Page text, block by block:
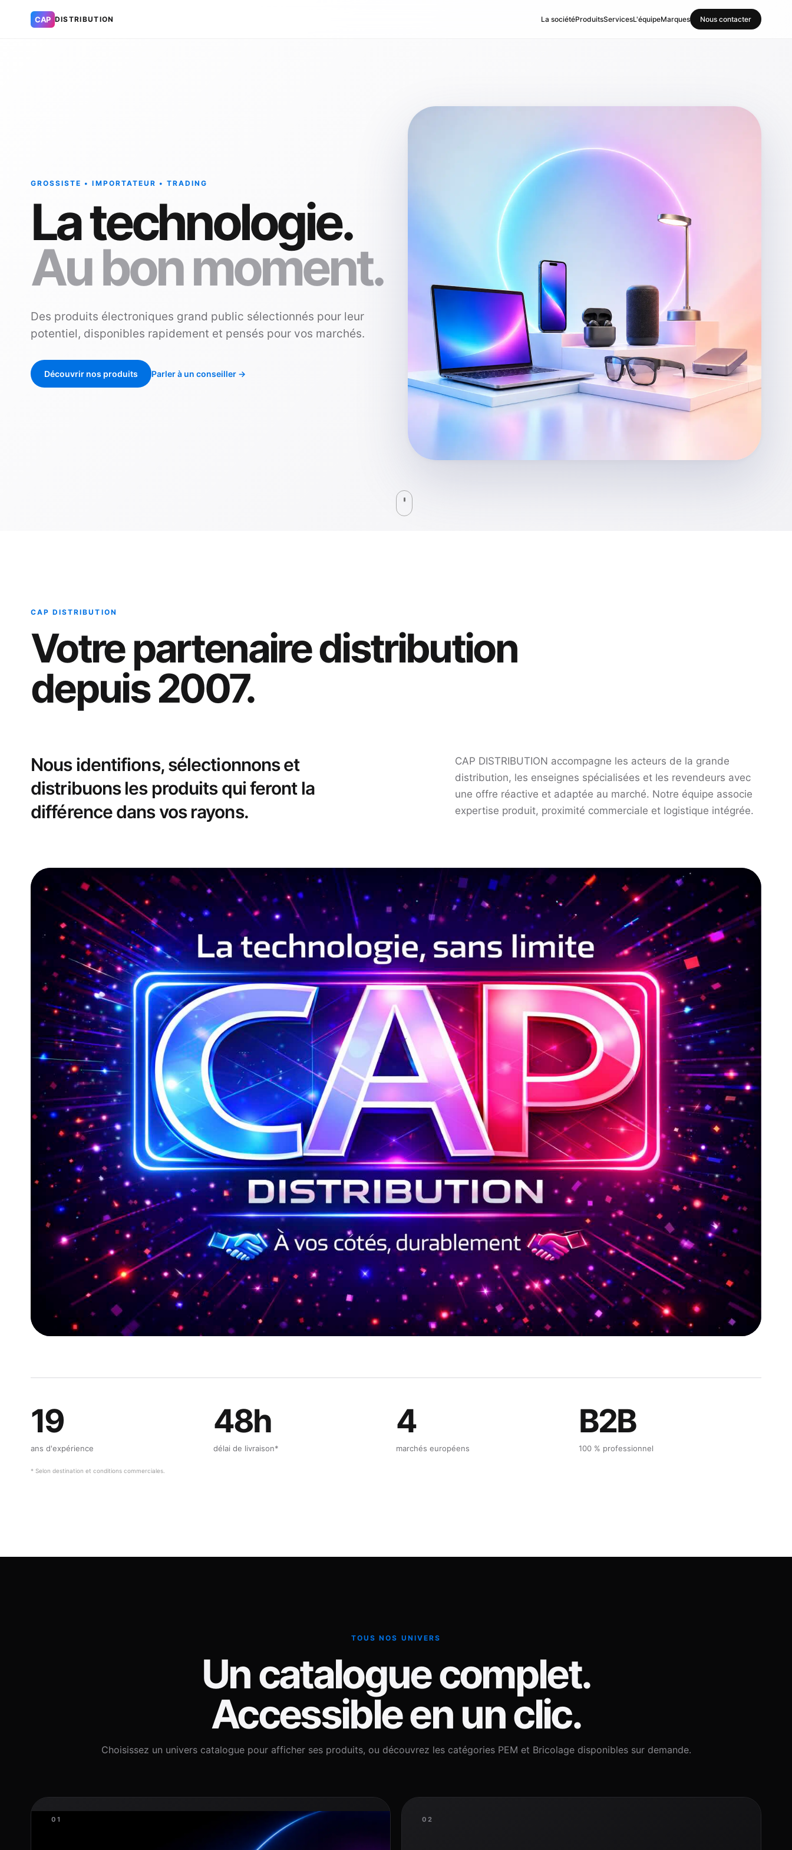
CAP DISTRIBUTION La sociétéProduitsServicesL'équipeMarques Nous contacter
GROSSISTE • IMPORTATEUR • TRADING
La technologie.
Au bon moment.
Des produits électroniques grand public sélectionnés pour leur
potentiel, disponibles rapidement et pensés pour vos marchés.
Découvrir nos produits Parler à un conseiller →
CAP DISTRIBUTION
Votre partenaire distribution
depuis 2007.
Nous identifions, sélectionnons et
distribuons les produits qui feront la
différence dans vos rayons.
CAP DISTRIBUTION accompagne les acteurs de la grande
distribution, les enseignes spécialisées et les revendeurs avec
une offre réactive et adaptée au marché. Notre équipe associe
expertise produit, proximité commerciale et logistique intégrée.
19
ans d'expérience
48h
délai de livraison*
4
marchés européens
B2B
100 % professionnel
* Selon destination et conditions commerciales.
TOUS NOS UNIVERS
Un catalogue complet.
Accessible en un clic.
Choisissez un univers catalogue pour afficher ses produits, ou découvrez les catégories PEM et Bricolage disponibles sur demande.
01 02